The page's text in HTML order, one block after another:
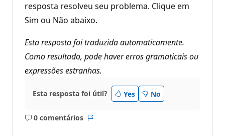
resposta resolveu seu problema. Clique em
Sim ou Não abaixo.
Esta resposta foi traduzida automaticamente.
Como resultado, pode haver erros gramaticais ou
expressões estranhas.
Esta resposta foi útil? Yes No
0 comentários
Sem